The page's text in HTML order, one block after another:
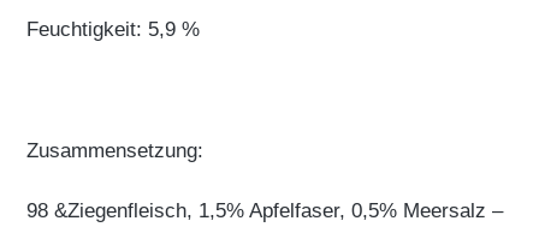
Feuchtigkeit: 5,9 %
Zusammensetzung:
98 &Ziegenfleisch, 1,5% Apfelfaser, 0,5% Meersalz –